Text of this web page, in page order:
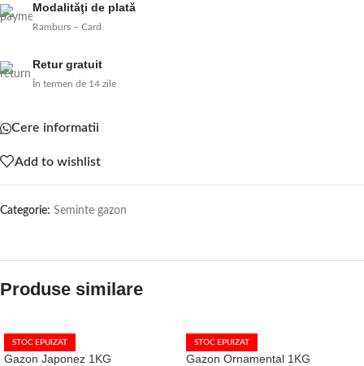
Modalităţi de plată
Ramburs – Card
Retur gratuit
În termen de 14 zile
Cere informatii
Add to wishlist
Categorie: Seminte gazon
Produse similare
STOC EPUIZAT
Gazon Japonez 1KG
STOC EPUIZAT
Gazon Ornamental 1KG